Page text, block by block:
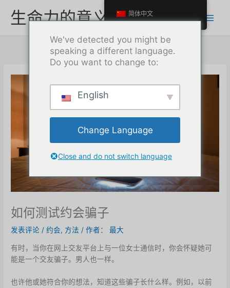
生命力的意义
如何测试约会骗子
发表评论 /约会, 方法 / 作者： 最大
有时，当你在网上交友平台上与一位女士通信时，你会怀疑她可
能是一个交友骗子。男人也一样。
也许他或她符合你的想法，知道这些骗子长什么样。例如，以前
简体中文
We've detected you might be
speaking a different language.
Do you want to change to:
English
Change Language
Close and do not switch language